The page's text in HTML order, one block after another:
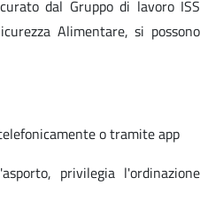
dal Gruppo di lavoro ISS
Alimentare, si possono
o tramite app
privilegia l'ordinazione